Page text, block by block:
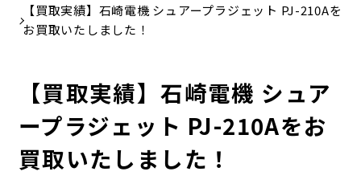
【買取実績】石崎電機 シュアープラジェット PJ-210Aを
お買取いたしました！
【買取実績】石崎電機 シュア
ープラジェット PJ-210Aをお
買取いたしました！